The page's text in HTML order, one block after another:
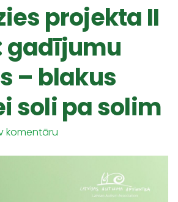
projekta II
gadījumu
– blakus
soli pa solim
komentāru